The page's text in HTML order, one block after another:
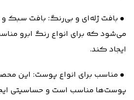
• بافت ژله‌ای و بی‌رنگ: بافت سبک
می‌شود که برای انواع رنگ ابرو
ایجاد کند.
• مناسب برای انواع پوست: این
پوست‌ها مناسب است و حساسیتی